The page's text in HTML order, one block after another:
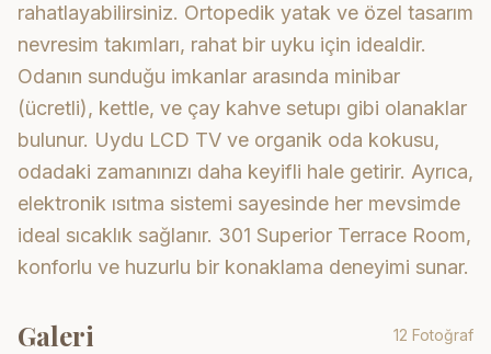
rahatlayabilirsiniz. Ortopedik yatak ve özel tasarım
nevresim takımları, rahat bir uyku için idealdir.
Odanın sunduğu imkanlar arasında minibar
(ücretli), kettle, ve çay kahve setupı gibi olanaklar
bulunur. Uydu LCD TV ve organik oda kokusu,
odadaki zamanınızı daha keyifli hale getirir. Ayrıca,
elektronik ısıtma sistemi sayesinde her mevsimde
ideal sıcaklık sağlanır. 301 Superior Terrace Room,
konforlu ve huzurlu bir konaklama deneyimi sunar.
Galeri 12 Fotoğraf